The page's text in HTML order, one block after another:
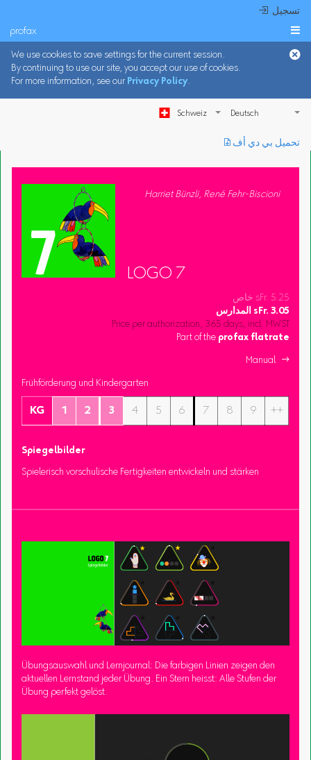
 تسجيل
profax 
We use cookies to save settings for the current session.
By continuing to use our site, you accept our use of cookies.
For more information, see our Privacy Policy.
Schweiz
︎ تحميل بي دي أف
Harriet Bünzli, René Fehr-Biscioni
LOGO 7
خاص sFr. 5.25
المدارس sFr. 3.05
Price per authorization, 365 days, incl. MWST
Part of the profax flatrate
Manual 
Frühförderung und Kindergarten
KG 1 2 3 4 5 6 7 8 9 ++
Spiegelbilder
Spielerisch vorschulische Fertigkeiten entwickeln und stärken
Übungsauswahl und Lernjournal: Die farbigen Linien zeigen den
aktuellen Lernstand jeder Übung. Ein Stern heisst: Alle Stufen der
Übung perfekt gelöst.